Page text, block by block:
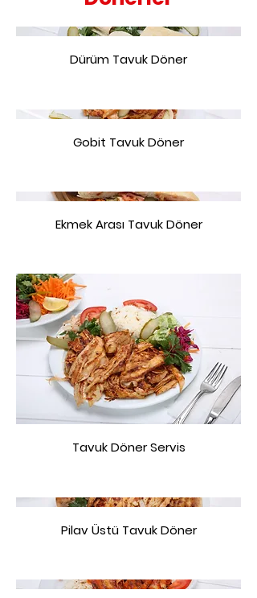
Dürüm Tavuk Döner
Gobit Tavuk Döner
Ekmek Arası Tavuk Döner
Tavuk Döner Servis
Pilav Üstü Tavuk Döner